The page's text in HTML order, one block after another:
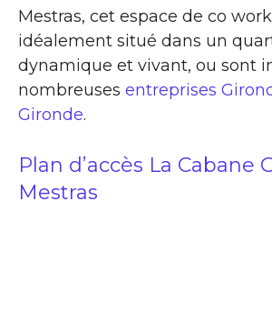
Mestras, cet espace de co
idéalement situé dans un
dynamique et vivant, ou sont
nombreuses entreprises
Gironde.
Plan d’accès La Cabane
Mestras